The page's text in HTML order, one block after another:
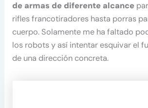
de armas de diferente alcance
rifles francotiradores hasta porras
cuerpo. Solamente me ha faltado
los robots y así intentar esquivar el
de una dirección concreta.